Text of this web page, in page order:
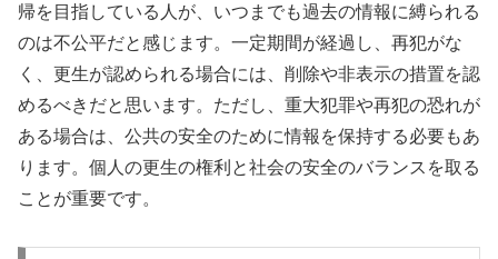
帰を目指している人が、いつまでも過去の情報に縛られる
のは不公平だと感じます。一定期間が経過し、再犯がな
く、更生が認められる場合には、削除や非表示の措置を認
めるべきだと思います。ただし、重大犯罪や再犯の恐れが
ある場合は、公共の安全のために情報を保持する必要もあ
ります。個人の更生の権利と社会の安全のバランスを取る
ことが重要です。